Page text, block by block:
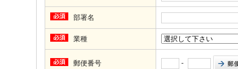
部署名
業種
郵便番号 -